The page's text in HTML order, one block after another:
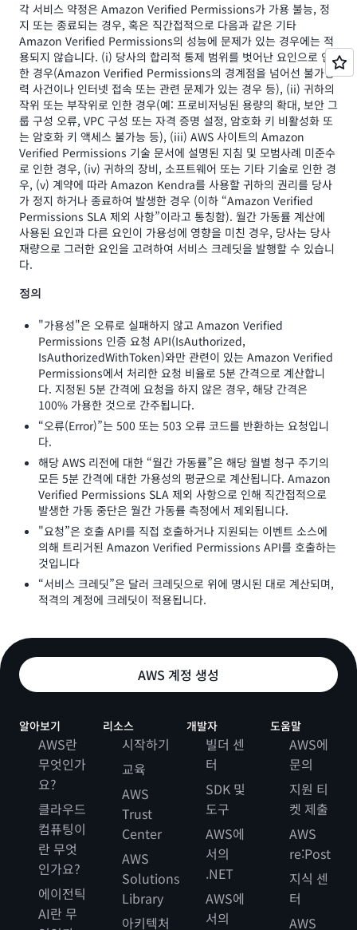
각 서비스 약정은 Amazon Verified Permissions가 가용 불능, 정
지 또는 종료되는 경우, 혹은 직간접적으로 다음과 같은 기타
Amazon Verified Permissions의 성능에 문제가 있는 경우에는 적
용되지 않습니다. (i) 당사의 합리적 통제 범위를 벗어난 요인으로 인
한 경우(Amazon Verified Permissions의 경계점을 넘어선 불가항
력 사건이나 인터넷 접속 또는 관련 문제가 있는 경우 등), (ii) 귀하의
작위 또는 부작위로 인한 경우(예: 프로비저닝된 용량의 확대, 보안 그
룹 구성 오류, VPC 구성 또는 자격 증명 설정, 암호화 키 비활성화 또
는 암호화 키 액세스 불가능 등), (iii) AWS 사이트의 Amazon
Verified Permissions 기술 문서에 설명된 지침 및 모범사례 미준수
로 인한 경우, (iv) 귀하의 장비, 소프트웨어 또는 기타 기술로 인한 경
우, (v) 계약에 따라 Amazon Kendra를 사용할 귀하의 권리를 당사
가 정지 하거나 종료하여 발생한 경우 (이하 “Amazon Verified
Permissions SLA 제외 사항”이라고 통칭함). 월간 가동률 계산에
사용된 요인과 다른 요인이 가용성에 영향을 미친 경우, 당사는 당사
재량으로 그러한 요인을 고려하여 서비스 크레딧을 발행할 수 있습니
다.
정의
"가용성"은 오류로 실패하지 않고 Amazon Verified
Permissions 인증 요청 API(IsAuthorized,
IsAuthorizedWithToken)와만 관련이 있는 Amazon Verified
Permissions에서 처리한 요청 비율로 5분 간격으로 계산합니
다. 지정된 5분 간격에 요청을 하지 않은 경우, 해당 간격은
100% 가용한 것으로 간주됩니다.
“오류(Error)”는 500 또는 503 오류 코드를 반환하는 요청입니
다.
해당 AWS 리전에 대한 “월간 가동률”은 해당 월별 청구 주기의
모든 5분 간격에 대한 가용성의 평균으로 계산됩니다. Amazon
Verified Permissions SLA 제외 사항으로 인해 직간접적으로
발생한 가동 중단은 월간 가동률 측정에서 제외됩니다.
"요청”은 호출 API를 직접 호출하거나 지원되는 이벤트 소스에
의해 트리거된 Amazon Verified Permissions API를 호출하는
것입니다
“서비스 크레딧”은 달러 크레딧으로 위에 명시된 대로 계산되며,
적격의 계정에 크레딧이 적용됩니다.
AWS 계정 생성
알아보기
AWS란
무엇인가
요?
클라우드
컴퓨팅이
란 무엇
인가요?
에이전틱
AI란 무
리소스
시작하기
교육
AWS
Trust
Center
AWS
Solutions
Library
아키텍처
개발자
빌더 센
터
SDK 및
도구
AWS에
서의
.NET
AWS에
서의
도움말
AWS에
문의
지원 티
켓 제출
AWS
re:Post
지식 센
터
AWS